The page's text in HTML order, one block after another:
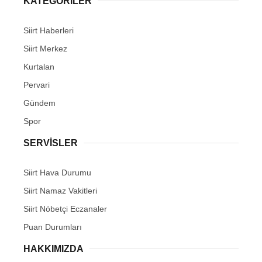
Siirt Haberleri
Siirt Merkez
Kurtalan
Pervari
Gündem
Spor
SERVİSLER
Siirt Hava Durumu
Siirt Namaz Vakitleri
Siirt Nöbetçi Eczanaler
Puan Durumları
HAKKIMIZDA